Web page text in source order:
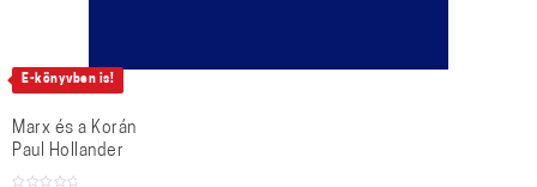
E-könyvben is!
Marx és a Korán
Paul Hollander